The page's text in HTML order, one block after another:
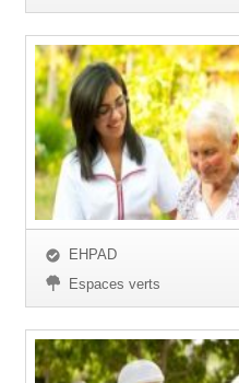
EHPAD
Espaces verts